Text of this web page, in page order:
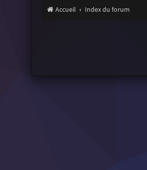
Accueil Index du forum